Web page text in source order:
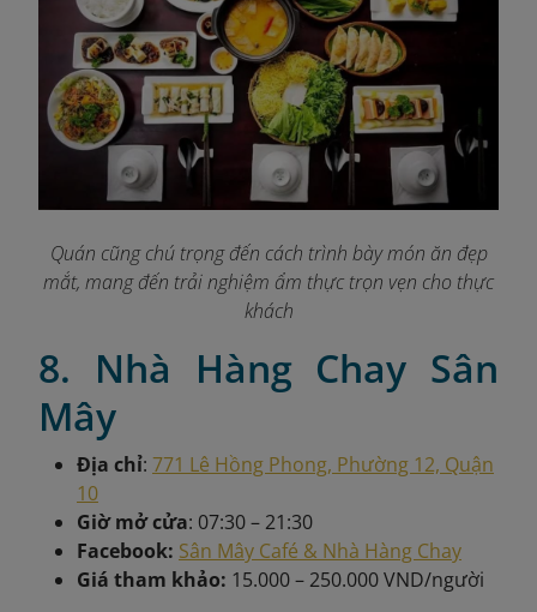
Quán cũng chú trọng đến cách trình bày món ăn đẹp
mắt, mang đến trải nghiệm ẩm thực trọn vẹn cho thực
khách
8. Nhà Hàng Chay Sân
Mây
Địa chỉ: 771 Lê Hồng Phong, Phường 12, Quận
10
Giờ mở cửa: 07:30 – 21:30
Facebook: Sân Mây Café & Nhà Hàng Chay
Giá tham khảo: 15.000 – 250.000 VND/người